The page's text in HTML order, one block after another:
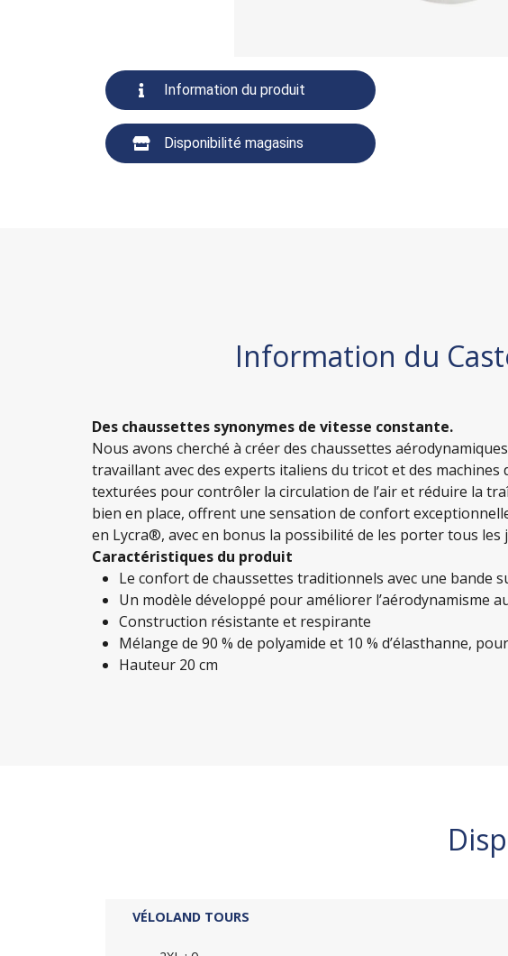
Information du produit
Disponibilité magasins
Information du
Des chaussettes synonymes de vitesse constante.
Nous avons cherché à créer des chaussettes
travaillant avec des experts italiens du tricot et des
texturées pour contrôler la circulation de l’air et réduire la
bien en place, offrent une sensation de confort
en Lycra®, avec en bonus la possibilité de les porter tous les
Caractéristiques du produit
Le confort de chaussettes traditionnels avec une bande
Un modèle développé pour améliorer l’aérodynamisme
Construction résistante et respirante
Mélange de 90 % de polyamide et 10 % d’élasthanne,
Hauteur 20 cm
VÉLOLAND TOURS